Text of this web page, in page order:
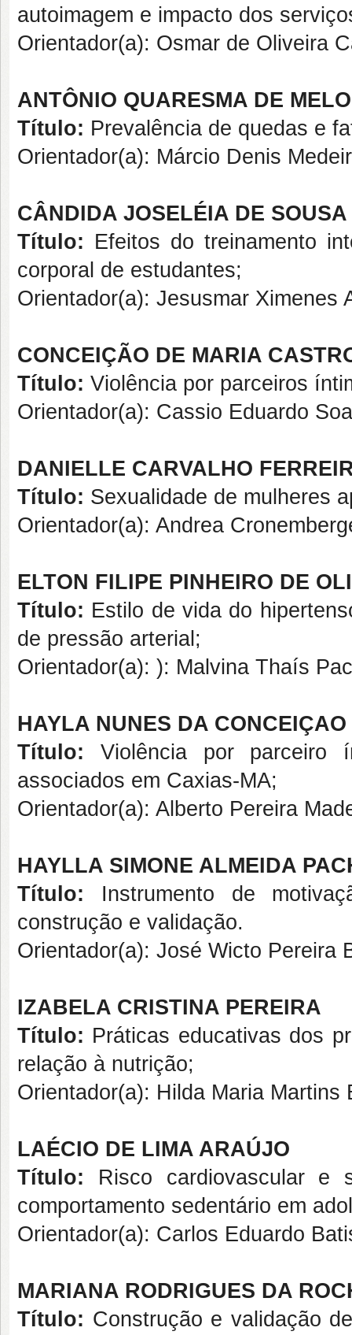
autoimagem e impacto dos
Orientador(a): Osmar de
ANTÔNIO QUARESMA DE
Título: Prevalência de quedas e
Orientador(a): Márcio Denis
CÂNDIDA JOSELÉIA DE SOUSA
Título: Efeitos do treinamento
corporal de estudantes;
Orientador(a): Jesusmar Ximenes
CONCEIÇÃO DE MARIA
Título: Violência por parceiros
Orientador(a): Cassio Eduardo
DANIELLE CARVALHO
Título: Sexualidade de mulheres
Orientador(a): Andrea
ELTON FILIPE PINHEIRO DE
Título: Estilo de vida do
de pressão arterial;
Orientador(a): ): Malvina Thaís
HAYLA NUNES DA CONCEIÇAO
Título: Violência por parceiro
associados em Caxias-MA;
Orientador(a): Alberto Pereira
HAYLLA SIMONE ALMEIDA
Título: Instrumento de
construção e validação.
Orientador(a): José Wicto Pereira
IZABELA CRISTINA
Título: Práticas educativas dos
relação à nutrição;
Orientador(a): Hilda Maria
LAÉCIO DE LIMA ARAÚJO
Título: Risco cardiovascular e
comportamento sedentário em
Orientador(a): Carlos Eduardo
MARIANA RODRIGUES DA
Título: Construção e validação